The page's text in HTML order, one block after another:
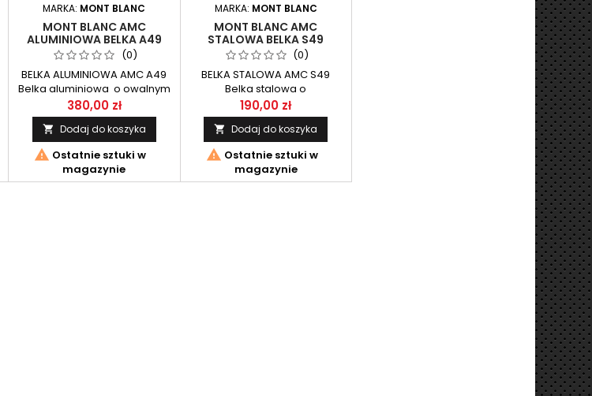
MARKA: MONT BLANC
MONT BLANC AMC
ALUMINIOWA BELKA A49
(0)
BELKA ALUMINIOWA AMC A49
Belka aluminiowa o owalnym
przekroju w wymiarze
49X28mm o długości 125cm.
Zestaw belek przeznaczony
do systemu AMC firmy Mont
Blanc.
380,00 zł
 Dodaj do koszyka
 Ostatnie sztuki w
magazynie
MARKA: MONT BLANC
MONT BLANC AMC
STALOWA BELKA S49
(0)
BELKA STALOWA AMC S49
Belka stalowa o
standardowym wymiarze
32x22mm o długości 125cm.
Zestaw belek przeznaczony
do systemu AMC firmy Mont
Blanc.
190,00 zł
 Dodaj do koszyka
 Ostatnie sztuki w
magazynie